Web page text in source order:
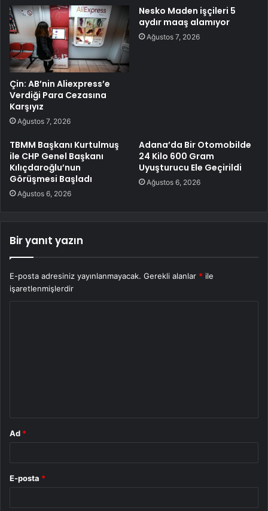
Çin: AB’nin Aliexpress’e
Verdiği Para Cezasına
Karşıyız
Ağustos 7, 2026
Nesko Maden işçileri 5
aydır maaş alamıyor
Ağustos 7, 2026
TBMM Başkanı Kurtulmuş
ile CHP Genel Başkanı
Kılıçdaroğlu’nun
Görüşmesi Başladı
Ağustos 6, 2026
Adana’da Bir Otomobilde
24 Kilo 600 Gram
Uyuşturucu Ele Geçirildi
Ağustos 6, 2026
Bir yanıt yazın
E-posta adresiniz yayınlanmayacak. Gerekli alanlar * ile
işaretlenmişlerdir
Ad *
E-posta *